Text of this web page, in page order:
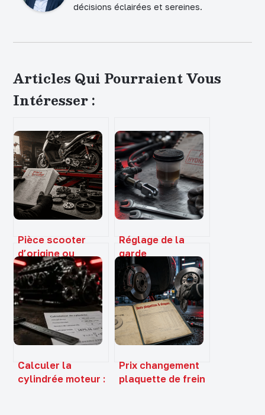
décisions éclairées et sereines.
Articles Qui Pourraient Vous
Intéresser :
Pièce scooter
d’origine ou
adaptable :
économie
immédiate ou
risque mécanique
?
Réglage de la
garde
d’embrayage
hydraulique : 3
étapes pour
retrouver un point
de patinage précis
Calculer la
cylindrée moteur :
Prix changement
plaquette de frein